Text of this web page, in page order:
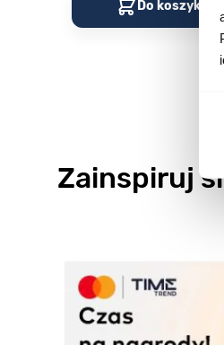
Do koszyka
Zainspiruj